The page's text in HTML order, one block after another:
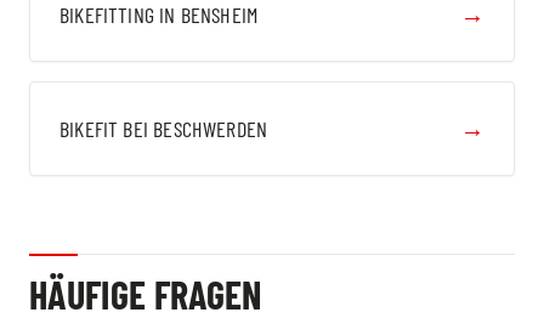
BIKEFITTING IN BENSHEIM →
BIKEFIT BEI BESCHWERDEN →
HÄUFIGE FRAGEN